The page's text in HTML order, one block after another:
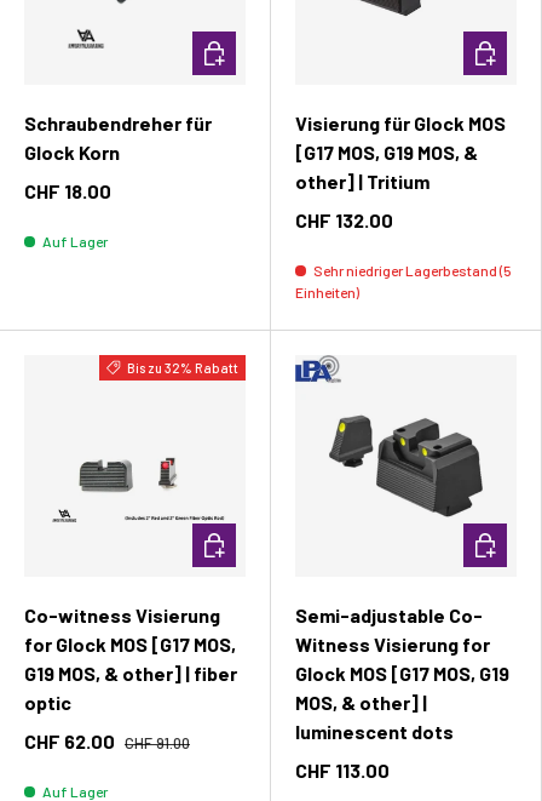
Schraubendreher für
Glock Korn
CHF 18.00
Auf Lager
In den Warenkorb
Visierung für Glock MOS
[G17 MOS, G19 MOS, &
other] | Tritium
CHF 132.00
Sehr niedriger Lagerbestand (5
Einheiten)
In den
Bis zu 32% Rabatt
Co-witness Visierung
for Glock MOS [G17 MOS,
G19 MOS, & other] | fiber
optic
CHF 62.00 CHF 91.00
Auf Lager
In den Warenkorb
Semi-adjustable Co-
Witness Visierung for
Glock MOS [G17 MOS, G19
MOS, & other] |
luminescent dots
CHF 113.00
In den